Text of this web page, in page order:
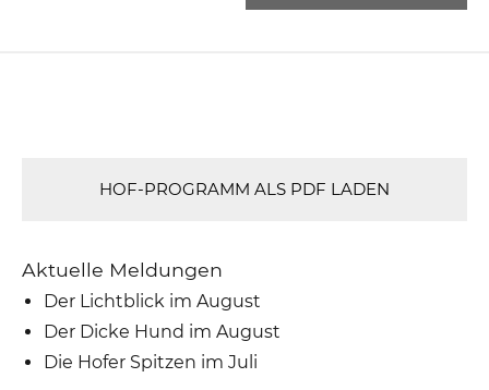
HOF-PROGRAMM ALS PDF LADEN
Aktuelle Meldungen
Der Lichtblick im August
Der Dicke Hund im August
Die Hofer Spitzen im Juli